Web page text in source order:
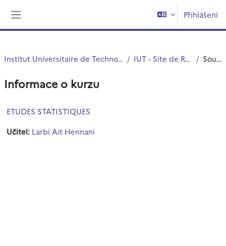
Přihlášení
Institut Universitaire de Technologie (IUT) IUT - Site de Roubaix Souhrn
Informace o kurzu
ETUDES STATISTIQUES
Učitel: Larbi Ait Hennani